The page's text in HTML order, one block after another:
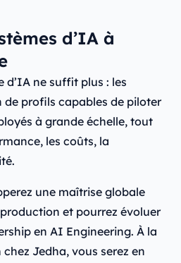
d’IA à
d’IA ne suffit plus : les
de profils capables de piloter
à grande échelle, tout
les coûts, la
une maîtrise globale
et pourrez évoluer
en AI Engineering. À la
Jedha, vous serez en